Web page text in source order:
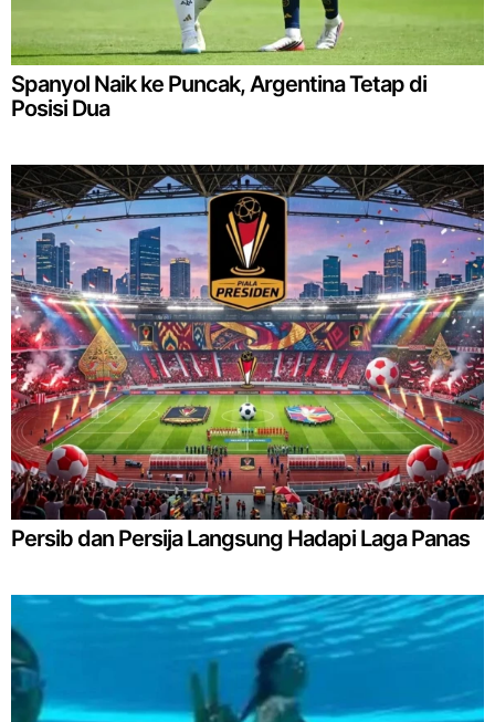
Spanyol Naik ke Puncak, Argentina Tetap di
Posisi Dua
Persib dan Persija Langsung Hadapi Laga Panas